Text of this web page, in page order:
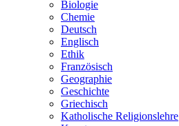
Biologie
Chemie
Deutsch
Englisch
Ethik
Französisch
Geographie
Geschichte
Griechisch
Katholische Religionslehre